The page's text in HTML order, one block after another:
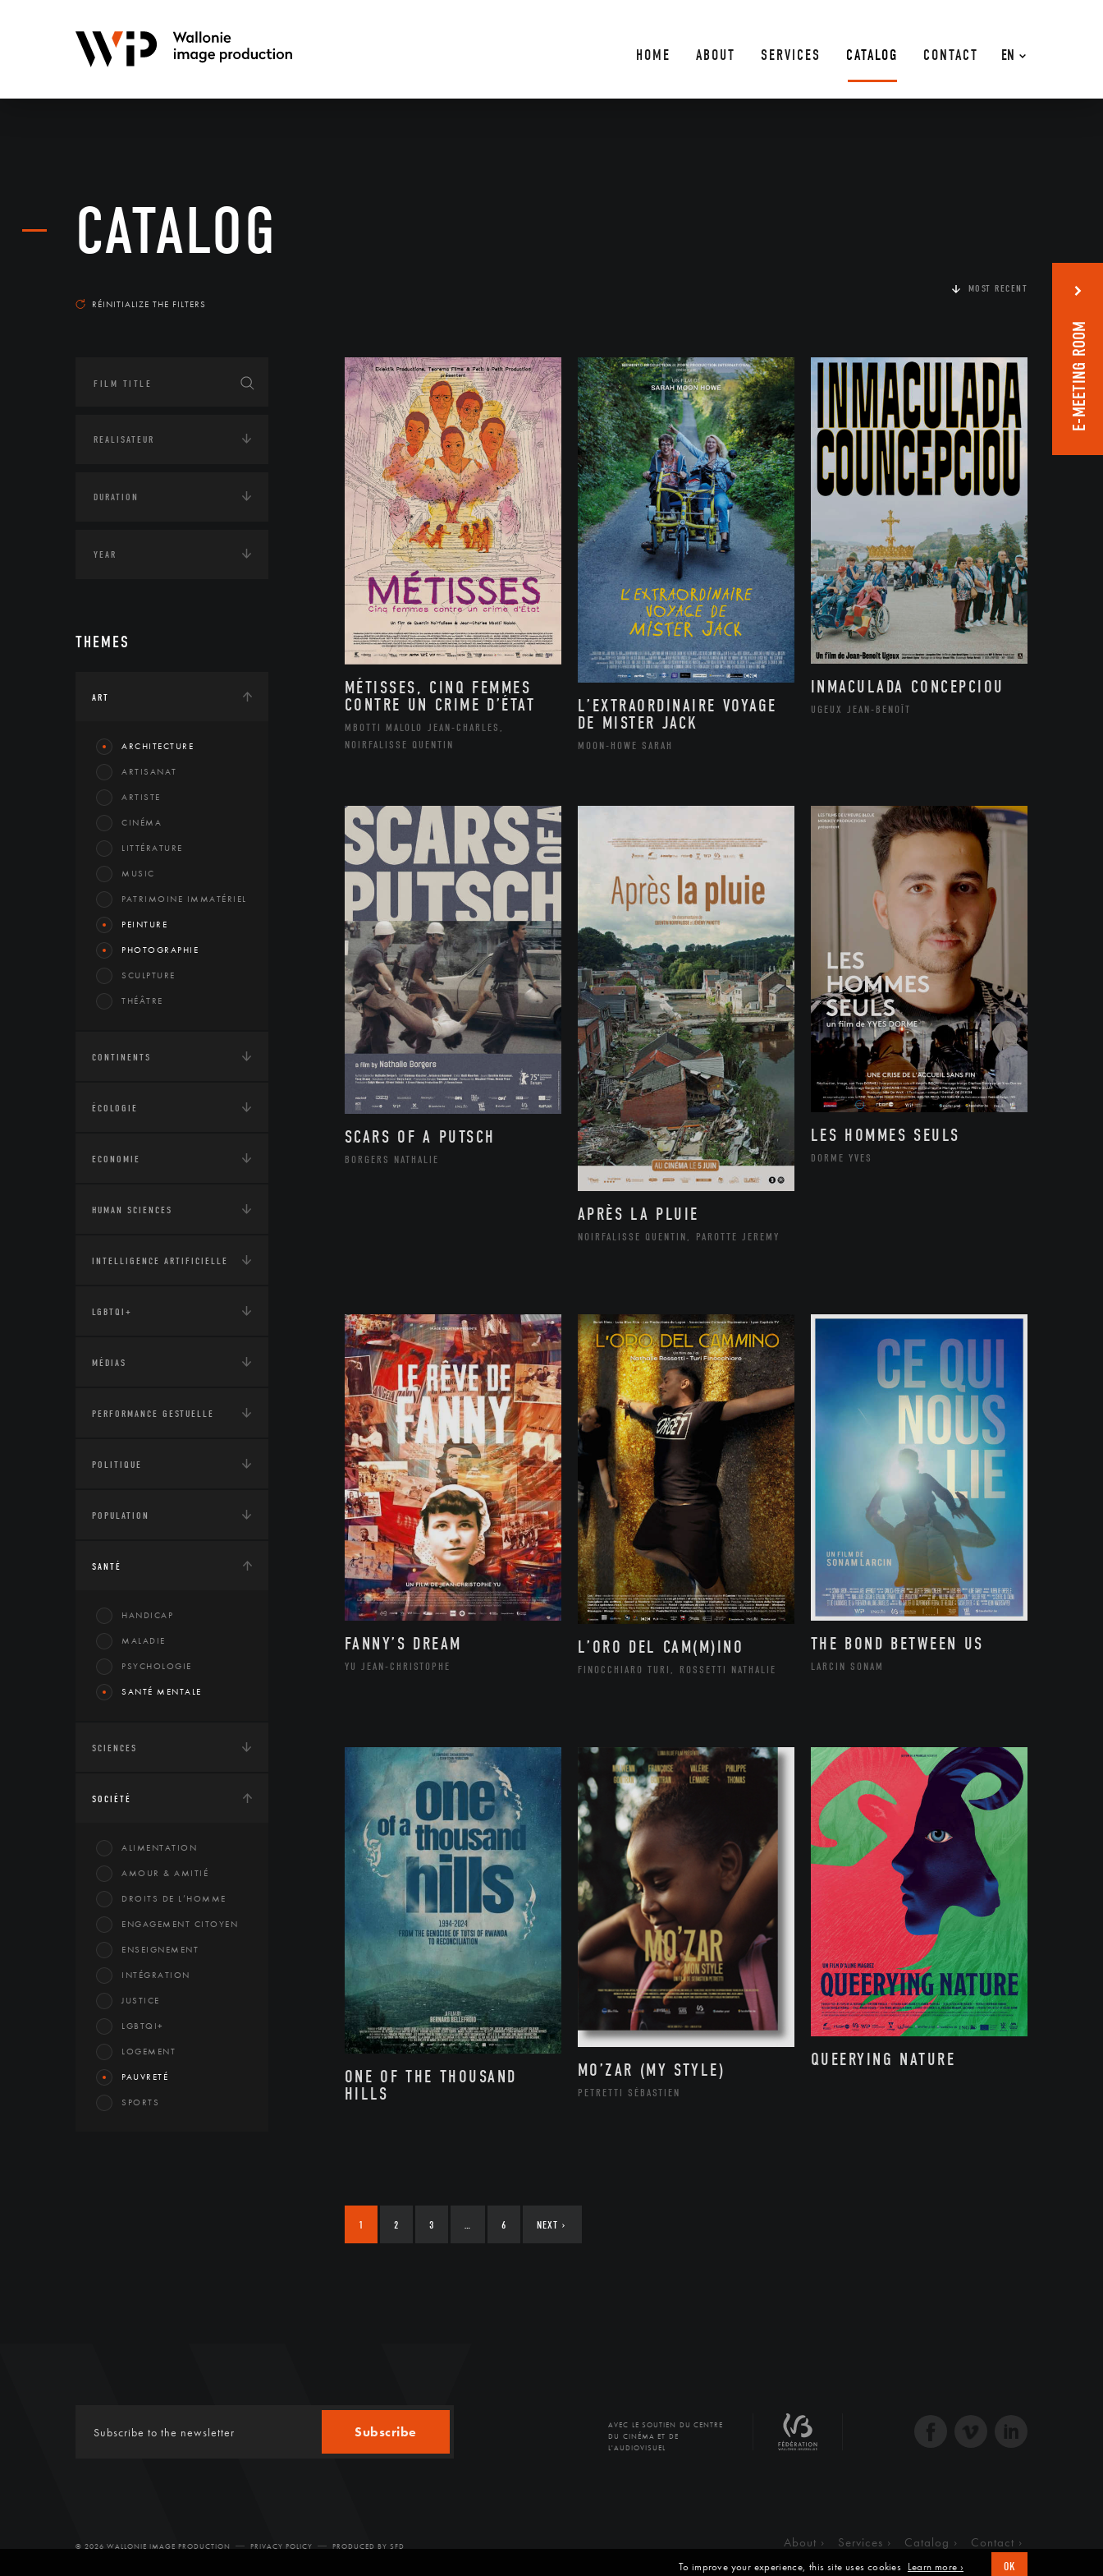
EN
HOME ABOUT SERVICES CATALOG CONTACT
CATALOG
RÉINITIALIZE THE FILTERS
THEMES
ART
ARCHITECTURE
ARTISANAT
ARTISTE
CINÉMA
LITTÉRATURE
MUSIC
PATRIMOINE IMMATÉRIEL
PEINTURE
PHOTOGRAPHIE
SCULPTURE
THÉÂTRE
CONTINENTS
ÉCOLOGIE
ECONOMIE
HUMAN SCIENCES
INTELLIGENCE ARTIFICIELLE
LGBTQI+
MÉDIAS
PERFORMANCE GESTUELLE
POLITIQUE
POPULATION
SANTÉ
HANDICAP
MALADIE
PSYCHOLOGIE
SANTÉ MENTALE
SCIENCES
SOCIÉTÉ
ALIMENTATION
AMOUR & AMITIÉ
DROITS DE L’HOMME
ENGAGEMENT CITOYEN
ENSEIGNEMENT
INTÉGRATION
JUSTICE
LGBTQI+
LOGEMENT
PAUVRETÉ
SPORTS
MOST RECENT
MÉTISSES, CINQ FEMMES
CONTRE UN CRIME D’ÉTAT
MBOTTI MALOLO JEAN-CHARLES,
NOIRFALISSE QUENTIN
L’EXTRAORDINAIRE VOYAGE
DE MISTER JACK
MOON-HOWE SARAH
INMACULADA CONCEPCIOU
UGEUX JEAN-BENOÎT
SCARS OF A PUTSCH
BORGERS NATHALIE
APRÈS LA PLUIE
NOIRFALISSE QUENTIN, PAROTTE JEREMY
LES HOMMES SEULS
DORME YVES
FANNY’S DREAM
YU JEAN-CHRISTOPHE
L’ORO DEL CAM(M)INO
FINOCCHIARO TURI, ROSSETTI NATHALIE
THE BOND BETWEEN US
LARCIN SONAM
ONE OF THE THOUSAND
HILLS
MO’ZAR (MY STYLE)
PETRETTI SÉBASTIEN
QUEERYING NATURE
1 2 3 … 6 NEXT ›
Subscribe
AVEC LE SOUTIEN DU CENTRE
DU CINÉMA ET DE
L'AUDIOVISUEL
© 2026 WALLONIE IMAGE PRODUCTION PRIVACY POLICY PRODUCED BY SFD About Services Catalog Contact
E-MEETING ROOM
To improve your experience, this site uses cookies Learn more › OK